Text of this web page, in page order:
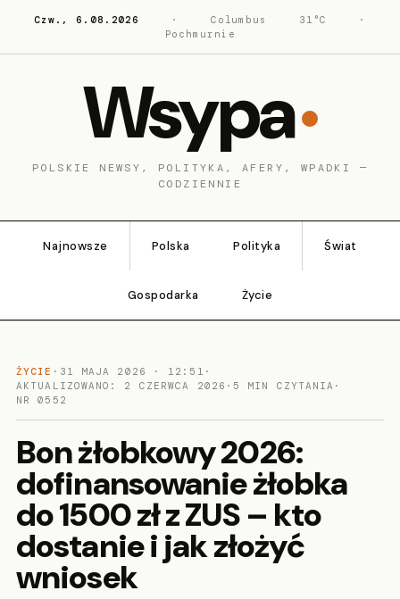
Czw., 6.08.2026 · Columbus 31°C
·
Pochmurnie
Wsypa
POLSKIE NEWSY, POLITYKA, AFERY, WPADKI —
CODZIENNIE
Najnowsze Polska Polityka Świat
Gospodarka Życie
ŻYCIE · 31 MAJA 2026 · 12:51 ·
AKTUALIZOWANO: 2 CZERWCA 2026 ·5 MIN CZYTANIA ·
NR 0552
Bon żłobkowy 2026:
dofinansowanie żłobka
do 1500 zł z ZUS – kto
dostanie i jak złożyć
wniosek